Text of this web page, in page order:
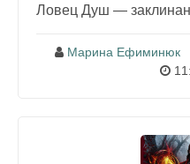
Ловец Душ —
Марина Ефиминюк